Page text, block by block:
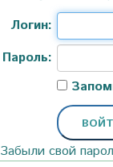
Логин:
Пароль:
Забыли свой